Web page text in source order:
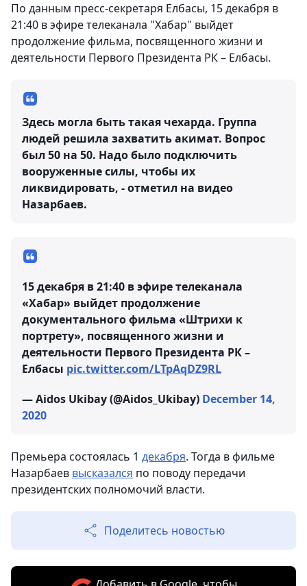
По данным пресс-секретаря Елбасы, 15 декабря в
21:40 в эфире телеканала "Хабар" выйдет
продолжение фильма, посвященного жизни и
деятельности Первого Президента РК – Елбасы.
Здесь могла быть такая чехарда. Группа
людей решила захватить акимат. Вопрос
был 50 на 50. Надо было подключить
вооруженные силы, чтобы их
ликвидировать, - отметил на видео
Назарбаев.
15 декабря в 21:40 в эфире телеканала
«Хабар» выйдет продолжение
документального фильма «Штрихи к
портрету», посвященного жизни и
деятельности Первого Президента РК –
Елбасы pic.twitter.com/LTpAqDZ9RL
— Aidos Ukibay (@Aidos_Ukibay) December 14,
2020
Премьера состоялась 1 декабря. Тогда в фильме
Назарбаев высказался по поводу передачи
президентских полномочий власти.
Поделитесь новостью